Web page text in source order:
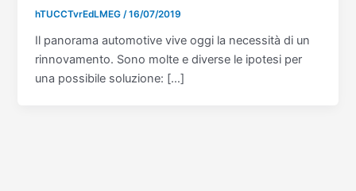
hTUCCTvrEdLMEG/16/07/2019
Il panorama automotive vive oggi la necessità di un
rinnovamento. Sono molte e diverse le ipotesi per
una possibile soluzione: […]